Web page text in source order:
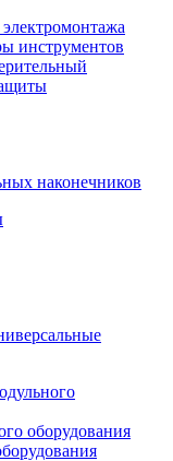
инструментов
наконечников
оборудования